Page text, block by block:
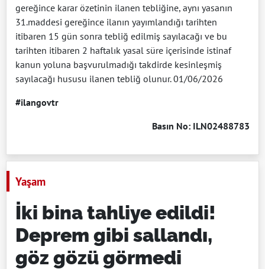
gereğince karar özetinin ilanen tebliğine, aynı yasanın
31.maddesi gereğince ilanın yayımlandığı tarihten
itibaren 15 gün sonra tebliğ edilmiş sayılacağı ve bu
tarihten itibaren 2 haftalık yasal süre içerisinde istinaf
kanun yoluna başvurulmadığı takdirde kesinleşmiş
sayılacağı hususu ilanen tebliğ olunur. 01/06/2026
#ilangovtr
Basın No: ILN02488783
Yaşam
İki bina tahliye edildi!
Deprem gibi sallandı,
göz gözü görmedi